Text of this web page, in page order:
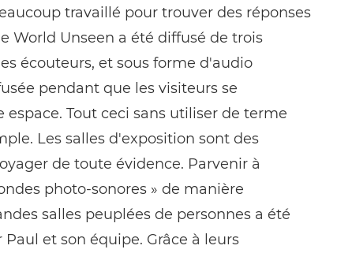
travaillé pour trouver des réponses
World Unseen a été diffusé de trois
écouteurs, et sous forme d'audio
pendant que les visiteurs se
Tout ceci sans utiliser de terme
Les salles d'exposition sont des
de toute évidence. Parvenir à
photo-sonores » de manière
salles peuplées de personnes a été
et son équipe. Grâce à leurs